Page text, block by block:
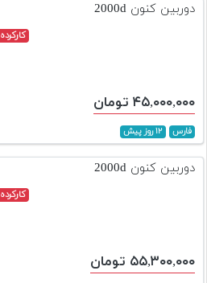
دوربین کنون 2000d
کارکرده
۴۵,۰۰۰,۰۰۰ تومان
فارس ۱۲ روز پیش
دوربین کنون 2000d
کارکرده
۵۵,۳۰۰,۰۰۰ تومان